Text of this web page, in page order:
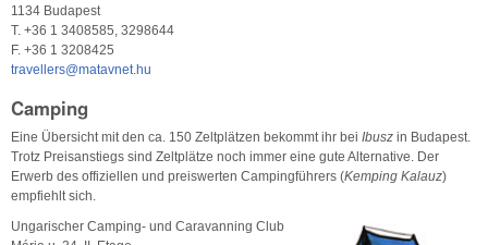
1134 Budapest
T. +36 1 3408585, 3298644
F. +36 1 3208425
travellers@matavnet.hu
Camping
Eine Übersicht mit den ca. 150 Zeltplätzen bekommt ihr bei Ibusz in Budapest.
Trotz Preisanstiegs sind Zeltplätze noch immer eine gute Alternative. Der
Erwerb des offiziellen und preiswerten Campingführers (Kemping Kalauz)
empfiehlt sich.
Ungarischer Camping- und Caravanning Club